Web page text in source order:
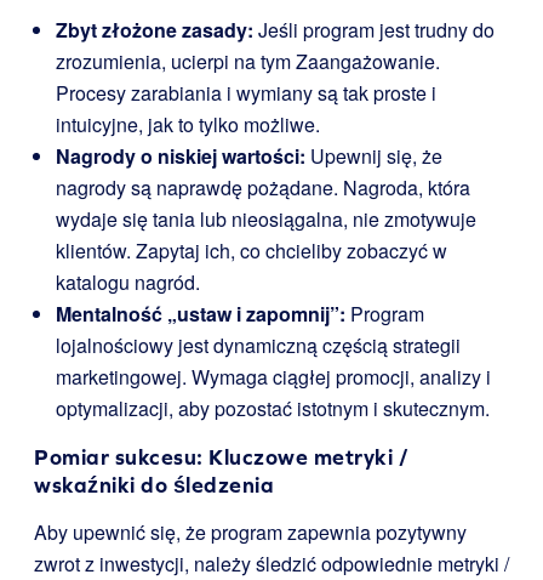
Zbyt złożone zasady: Jeśli program jest trudny do
zrozumienia, ucierpi na tym Zaangażowanie.
Procesy zarabiania i wymiany są tak proste i
intuicyjne, jak to tylko możliwe.
Nagrody o niskiej wartości: Upewnij się, że
nagrody są naprawdę pożądane. Nagroda, która
wydaje się tania lub nieosiągalna, nie zmotywuje
klientów. Zapytaj ich, co chcieliby zobaczyć w
katalogu nagród.
Mentalność „ustaw i zapomnij”: Program
lojalnościowy jest dynamiczną częścią strategii
marketingowej. Wymaga ciągłej promocji, analizy i
optymalizacji, aby pozostać istotnym i skutecznym.
Pomiar sukcesu: Kluczowe metryki /
wskaźniki do śledzenia
Aby upewnić się, że program zapewnia pozytywny
zwrot z inwestycji, należy śledzić odpowiednie metryki /